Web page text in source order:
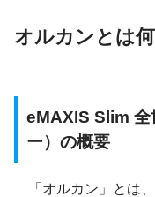
オルカンとは
eMAXIS Slim 全
ー）の概要
「オルカン」とは